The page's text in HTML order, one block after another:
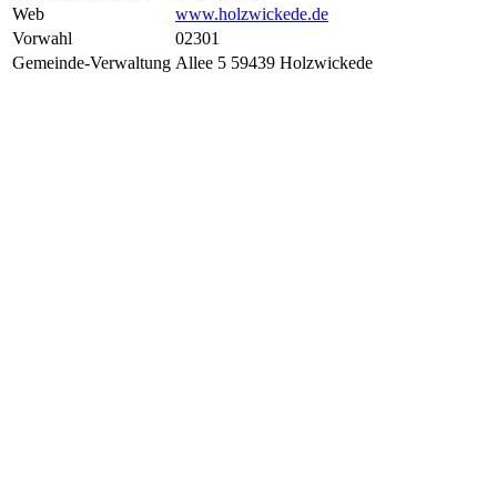
Web
www.holzwickede.de
Vorwahl
02301
Gemeinde-Verwaltung Allee 5 59439 Holzwickede